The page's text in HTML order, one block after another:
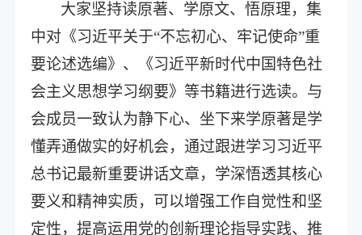
大家坚持读原著、学原文、悟原理，集
中对《习近平关于“不忘初心、牢记使命”重
要论述选编》、《习近平新时代中国特色社
会主义思想学习纲要》等书籍进行选读。与
会成员一致认为静下心、坐下来学原著是学
懂弄通做实的好机会，通过跟进学习习近平
总书记最新重要讲话文章，学深悟透其核心
要义和精神实质，可以增强工作自觉性和坚
定性，提高运用党的创新理论指导实践、推